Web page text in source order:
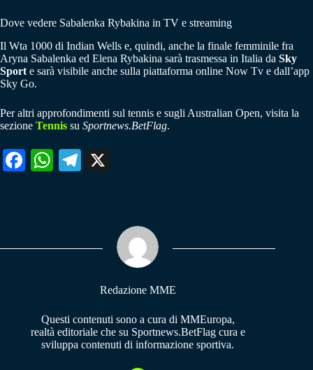
Dove vedere Sabalenka Rybakina in TV e streaming
Il Wta 1000 di Indian Wells e, quindi, anche la finale femminile fra
Aryna Sabalenka ed Elena Rybakina sarà trasmessa in Italia da Sky
Sport e sarà visibile anche sulla piattaforma online Now Tv e dall’app
Sky Go.
Per altri approfondimenti sul tennis e sugli Australian Open, visita la
sezione Tennis su Sportnews.BetFlag.
Fa W
pp
Te
m
Redazione MME
Questi contenuti sono a cura di MMEuropa,
realtà editoriale che su Sportnews.BetFlag cura e
sviluppa contenuti di informazione sportiva.